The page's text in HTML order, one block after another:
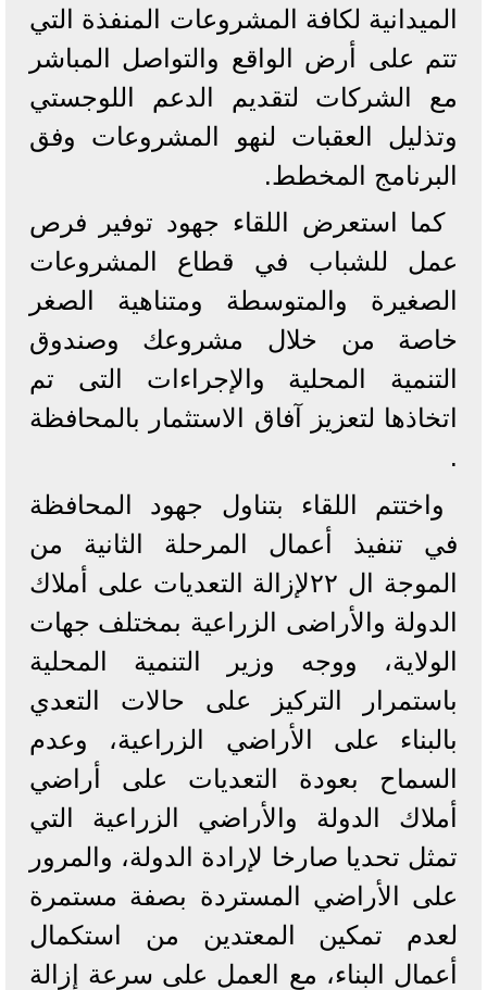
الميدانية لكافة المشروعات المنفذة التي
تتم على أرض الواقع والتواصل المباشر
مع الشركات لتقديم الدعم اللوجستي
وتذليل العقبات لنهو المشروعات وفق
البرنامج المخطط.
كما استعرض اللقاء جهود توفير فرص
عمل للشباب في قطاع المشروعات
الصغيرة والمتوسطة ومتناهية الصغر
خاصة من خلال مشروعك وصندوق
التنمية المحلية والإجراءات التى تم
اتخاذها لتعزيز آفاق الاستثمار بالمحافظة
.
واختتم اللقاء بتناول جهود المحافظة
في تنفيذ أعمال المرحلة الثانية من
الموجة ال ٢٢لإزالة التعديات على أملاك
الدولة والأراضى الزراعية بمختلف جهات
الولاية، ووجه وزير التنمية المحلية
باستمرار التركيز على حالات التعدي
بالبناء على الأراضي الزراعية، وعدم
السماح بعودة التعديات على أراضي
أملاك الدولة والأراضي الزراعية التي
تمثل تحديا صارخا لإرادة الدولة، والمرور
على الأراضي المستردة بصفة مستمرة
لعدم تمكين المعتدين من استكمال
أعمال البناء، مع العمل على سرعة إزالة